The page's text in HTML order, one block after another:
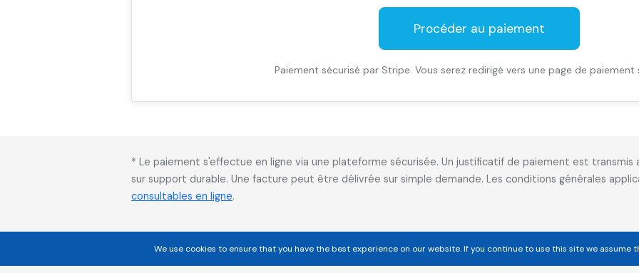
Procéder au paiement
Paiement sécurisé par Stripe. Vous serez redirigé vers une page de paiement
* Le paiement s'effectue en ligne via une plateforme sécurisée. Un justificatif de paiement est
sur support durable. Une facture peut être délivrée sur simple demande. Les conditions générales
consultables en ligne.
We use cookies to ensure that you have the best experience on our website. If you continue to use this site we assume